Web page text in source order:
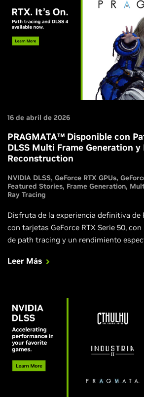
16 de abril de 2026
PRAGMATA™ Disponible con
DLSS Multi Frame Generation y
Reconstruction
NVIDIA DLSS GeForce RTX GPUs
Featured Stories Frame Generation
Ray Tracing
Disfruta de la experiencia definitiva de
con tarjetas GeForce RTX Serie 50,
de path tracing y un rendimiento
Leer Más